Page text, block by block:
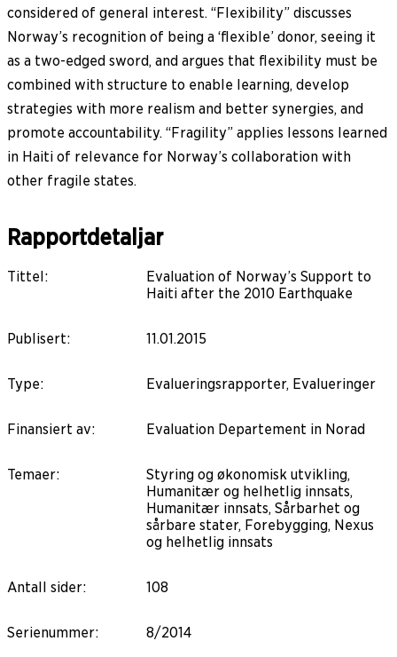
considered of general interest. “Flexibility” discusses
Norway’s recognition of being a ‘flexible’ donor, seeing it
as a two-edged sword, and argues that flexibility must be
combined with structure to enable learning, develop
strategies with more realism and better synergies, and
promote accountability. “Fragility” applies lessons learned
in Haiti of relevance for Norway’s collaboration with
other fragile states.
Rapportdetaljar
Tittel:
Evaluation of Norway’s Support to
Haiti after the 2010 Earthquake
Publisert: 11.01.2015
Type: Evalueringsrapporter, Evalueringer
Finansiert av: Evaluation Departement in Norad
Temaer:
Styring og økonomisk utvikling,
Humanitær og helhetlig innsats,
Humanitær innsats, Sårbarhet og
sårbare stater, Forebygging, Nexus
og helhetlig innsats
Antall sider: 108
Serienummer: 8/2014